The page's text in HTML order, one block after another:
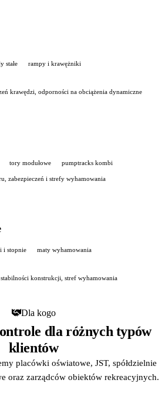
stałe
rampy i krawężniki
krawędzi, odporności na obciążenia dynamiczne
tory modułowe pumptracks kombi
zabezpieczeń i strefy wyhamowania
i stopnie
maty wyhamowania
konstrukcji, stref wyhamowania
Dla kogo
dla różnych typów
klientów
placówki oświatowe, JST, spółdzielnie
oraz zarządców obiektów rekreacyjnych.